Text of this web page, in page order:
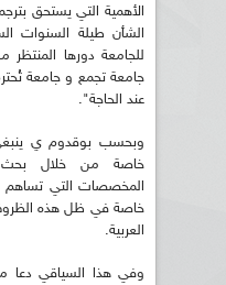
الأهمية التي يستحق
الشأن طيلة السنوات
للجامعة دورها
جامعة تجمع و جامعة
عند الحاجة".
وبحسب بوقدوم ي
خاصة من خلال بحث
المخصصات التي تساهم
خاصة في ظل هذه الظروف
العربية.
وفي هذا السياقي دعا